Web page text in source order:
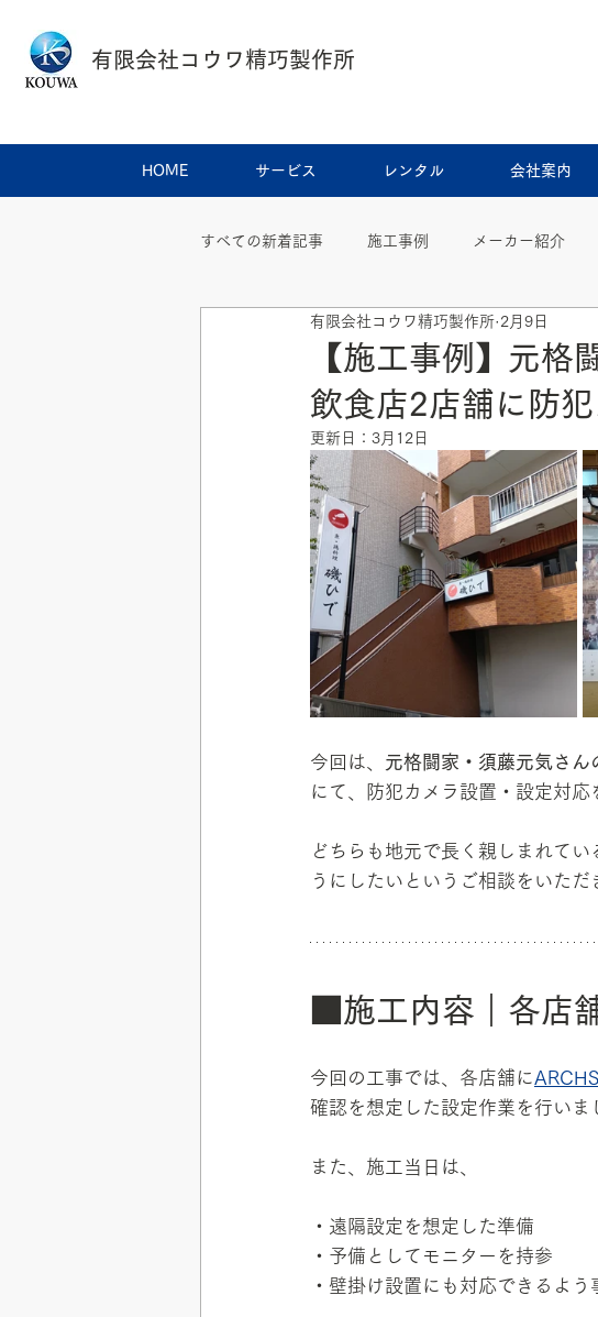
有限会社コウワ精巧製作所
HOME サービス レンタル 会社案内
すべての新着記事 施工事例 メーカー紹介
【施工事例】元格
飲食店2店舗に防
有限会社コウワ精巧製作所 2月9日
更新日： 3月12日
今回は、 元格闘家・須藤元気さん
にて、防犯カメラ設置・設定対応
どちらも地元で長く親しまれて
うにしたいというご相談をいただ
■施工内容｜各店
今回の工事では、各店舗に
確認を想定した設定作業を行いま
また、施工当日は、
・遠隔設定を想定した準備
・予備としてモニターを持参
・壁掛け設置にも対応できるよう